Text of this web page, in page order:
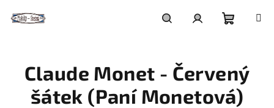
košík
Claude Monet - Červený
šátek (Paní Monetová)